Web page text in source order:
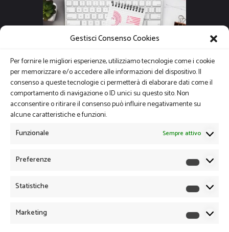
Gestisci Consenso Cookies
Per fornire le migliori esperienze, utilizziamo tecnologie come i cookie
per memorizzare e/o accedere alle informazioni del dispositivo. Il
consenso a queste tecnologie ci permetterà di elaborare dati come il
comportamento di navigazione o ID unici su questo sito. Non
acconsentire o ritirare il consenso può influire negativamente su
alcune caratteristiche e funzioni.
Funzionale
Sempre attivo
Preferenze
Statistiche
Marketing